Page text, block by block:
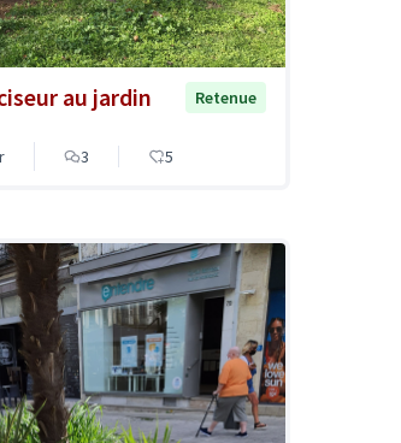
au jardin
Retenue
3 5